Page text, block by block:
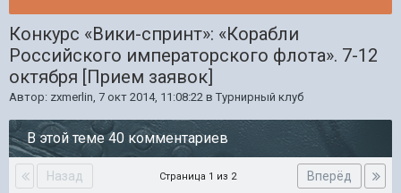
Конкурс «Вики-спринт»: «Корабли
Российского императорского флота». 7-12
октября [Прием заявок]
Автор: zxmerlin, 7 окт 2014, 11:08:22 в Турнирный клуб
В этой теме 40 комментариев
Назад Вперёд
Страница 1 из 2